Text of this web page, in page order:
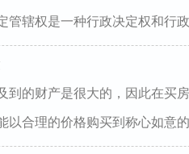
管辖权是一种行政决定权和行
到的财产是很大的，因此在买
以合理的价格购买到称心如意